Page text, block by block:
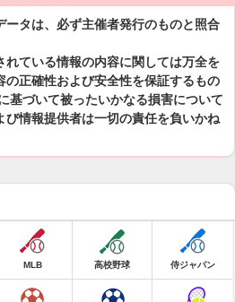
ータは、必ず主催者発行のものと照合
れている情報の内容に関しては万全を
の正確性および安全性を保証するもの
基づいて被ったいかなる損害について
び情報提供者は一切の責任を負いかね
MLB 高校野球 侍ジャパン